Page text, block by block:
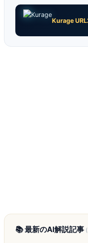
Kurage
📚 最新のAI解説記事